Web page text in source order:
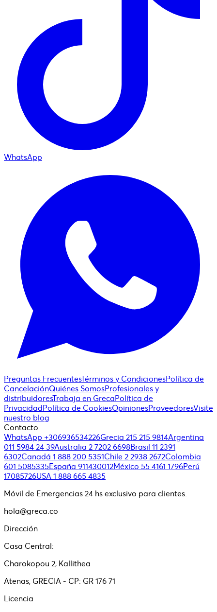
WhatsApp
Preguntas FrecuentesTérminos y CondicionesPolítica de
CancelaciónQuiénes SomosProfesionales y
distribuidoresTrabaja en GrecaPolítica de
PrivacidadPolítica de CookiesOpinionesProveedoresVisite
nuestro blog
Contacto
WhatsApp +306936534226Grecia 215 215 9814Argentina
011 5984 24 39Australia 2 7202 6698Brasil 11 2391
6302Canadá 1 888 200 5351Chile 2 2938 2672Colombia
601 5085335España 911430012México 55 4161 1796Perú
17085726USA 1 888 665 4835
Móvil de Emergencias 24 hs exclusivo para clientes.
hola@greca.co
Dirección
Casa Central:
Charokopou 2, Kallithea
Atenas, GRECIA - CP: GR 176 71
Licencia